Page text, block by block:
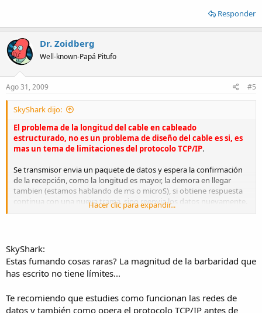
Responder
Dr. Zoidberg
Well-known-Papá Pitufo
Ago 31, 2009 #5
SkyShark dijo:
El problema de la longitud del cable en cableado
estructurado, no es un problema de diseño del cable es si, es
mas un tema de limitaciones del protocolo TCP/IP.
Se transmisor envia un paquete de datos y espera la confirmación
de la recepción, como la longitud es mayor, la demora en llegar
tambien (estamos hablando de ms o microS), si obtiene respuesta
continua con una nueva trama, sino reenvia los datos nuevamente.
Esto produce que aumente los paquetes perdidos.
Igual el tema de los 100 metros (95 + 5 patchcord) es una
recomendación, se puede realizar enlaces cableados con cobre a
utilices para la comunicación.
Hacer clic para expandir...
SkyShark:
Estas fumando cosas raras? La magnitud de la barbaridad que
has escrito no tiene límites...
Te recomiendo que estudies como funcionan las redes de
datos y también como opera el protocolo TCP/IP antes de